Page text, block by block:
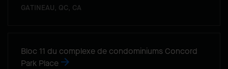
GATINEAU, QC, CA
Bloc 11 du complexe de condominiums Concord
Park Place